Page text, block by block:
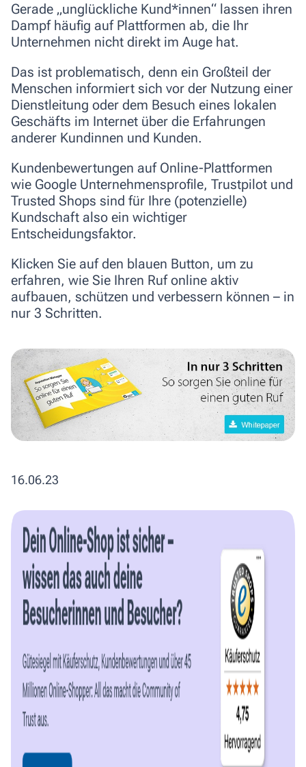
Gerade „unglückliche Kund*innen“ lassen ihren
Dampf häufig auf Plattformen ab, die Ihr
Unternehmen nicht direkt im Auge hat.
Das ist problematisch, denn ein Großteil der
Menschen informiert sich vor der Nutzung einer
Dienstleitung oder dem Besuch eines lokalen
Geschäfts im Internet über die Erfahrungen
anderer Kundinnen und Kunden.
Kundenbewertungen auf Online-Plattformen
wie Google Unternehmensprofile, Trustpilot und
Trusted Shops sind für Ihre (potenzielle)
Kundschaft also ein wichtiger
Entscheidungsfaktor.
Klicken Sie auf den blauen Button, um zu
erfahren, wie Sie Ihren Ruf online aktiv
aufbauen, schützen und verbessern können – in
nur 3 Schritten.
16.06.23